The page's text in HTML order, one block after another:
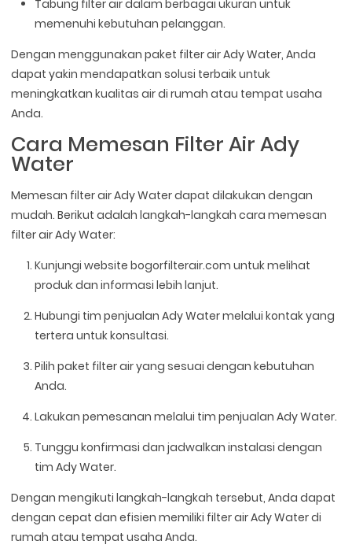
Tabung filter air dalam berbagai ukuran untuk
memenuhi kebutuhan pelanggan.
Dengan menggunakan paket filter air Ady Water, Anda
dapat yakin mendapatkan solusi terbaik untuk
meningkatkan kualitas air di rumah atau tempat usaha
Anda.
Cara Memesan Filter Air Ady
Water
Memesan filter air Ady Water dapat dilakukan dengan
mudah. Berikut adalah langkah-langkah cara memesan
filter air Ady Water:
Kunjungi website bogorfilterair.com untuk melihat
produk dan informasi lebih lanjut.
Hubungi tim penjualan Ady Water melalui kontak yang
tertera untuk konsultasi.
Pilih paket filter air yang sesuai dengan kebutuhan
Anda.
Lakukan pemesanan melalui tim penjualan Ady Water.
Tunggu konfirmasi dan jadwalkan instalasi dengan
tim Ady Water.
Dengan mengikuti langkah-langkah tersebut, Anda dapat
dengan cepat dan efisien memiliki filter air Ady Water di
rumah atau tempat usaha Anda.